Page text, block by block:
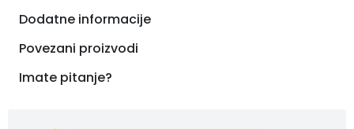
Dodatne informacije
Povezani proizvodi
Imate pitanje?